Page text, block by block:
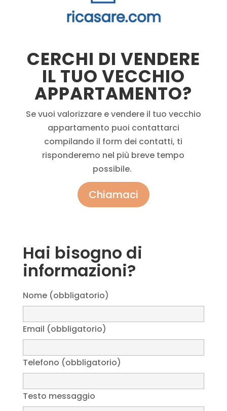
CERCHI DI VENDERE
IL TUO VECCHIO
APPARTAMENTO?
Se vuoi valorizzare e vendere il tuo vecchio
appartamento puoi contattarci
compilando il form dei contatti, ti
risponderemo nel più breve tempo
possibile.
Chiamaci
Hai bisogno di
informazioni?
Nome (obbligatorio)
Email (obbligatorio)
Telefono (obbligatorio)
Testo messaggio